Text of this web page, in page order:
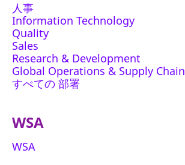
人事
Information Technology
Quality
Sales
Research & Development
Global Operations & Supply Chain
すべての 部署
WSA
WSA